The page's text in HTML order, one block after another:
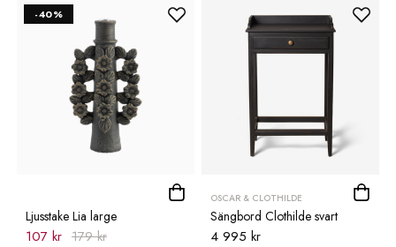
-40%
Ljusstake Lia large
107 kr 179 kr
OSCAR & CLOTHILDE
Sängbord Clothilde svart
4 995 kr